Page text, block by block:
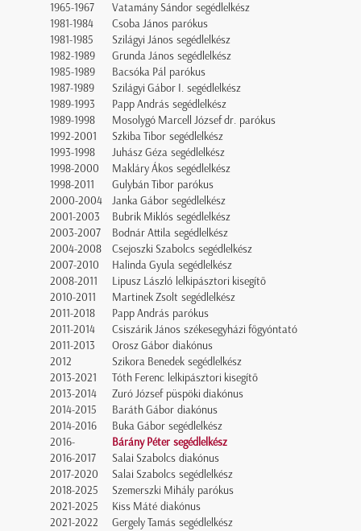
1965-1967
Vatamány Sándor segédlelkész
1981-1984
Csoba János parókus
1981-1985
Szilágyi János segédlelkész
1982-1989
Grunda János segédlelkész
1985-1989
Bacsóka Pál parókus
1987-1989
Szilágyi Gábor I. segédlelkész
1989-1993
Papp András segédlelkész
1989-1998
Mosolygó Marcell József dr. parókus
1992-2001
Szkiba Tibor segédlelkész
1993-1998
Juhász Géza segédlelkész
1998-2000
Makláry Ákos segédlelkész
1998-2011
Gulybán Tibor parókus
2000-2004
Janka Gábor segédlelkész
2001-2003
Bubrik Miklós segédlelkész
2003-2007
Bodnár Attila segédlelkész
2004-2008
Csejoszki Szabolcs segédlelkész
2007-2010
Halinda Gyula segédlelkész
2008-2011
Lipusz László lelkipásztori kisegítő
2010-2011
Martinek Zsolt segédlelkész
2011-2018
Papp András parókus
2011-2014
Csiszárik János székesegyházi főgyóntató
2011-2013
Orosz Gábor diakónus
2012
Szikora Benedek segédlelkész
2013-2021
Tóth Ferenc lelkipásztori kisegítő
2013-2014
Zuró József püspöki diakónus
2014-2015
Baráth Gábor diakónus
2014-2016
Buka Gábor segédlelkész
2016-
Bárány Péter segédlelkész
2016-2017
Salai Szabolcs diakónus
2017-2020
Salai Szabolcs segédlelkész
2018-2025
Szemerszki Mihály parókus
2021-2025
Kiss Máté diakónus
2021-2022
Gergely Tamás segédlelkész